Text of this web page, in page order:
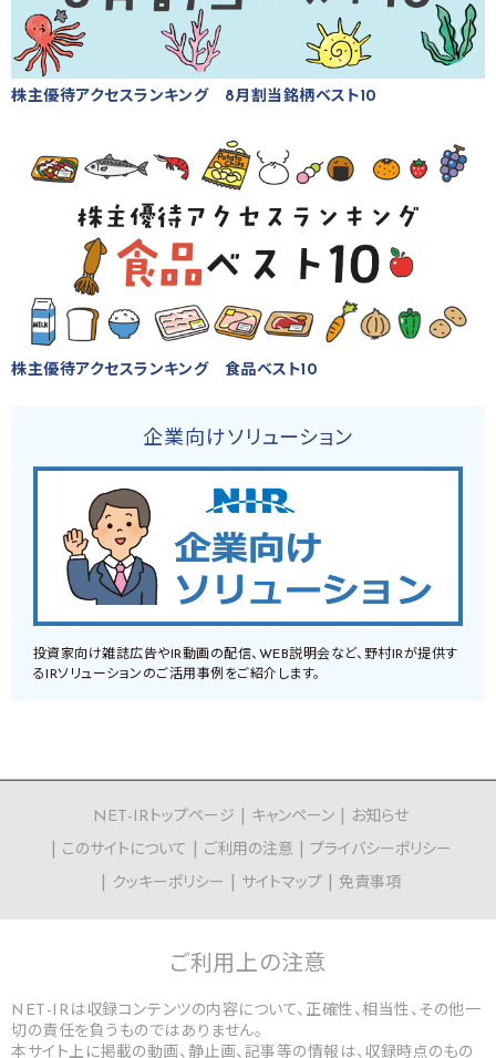
株主優待アクセスランキング 8月割当銘柄ベスト10
株主優待アクセスランキング 食品ベスト10
企業向けソリューション
投資家向け雑誌広告やIR動画の配信、WEB説明会など、野村IRが提供す
るIRソリューションのご活用事例をご紹介します。
NET-IRトップページ キャンペーン
お知らせ
このサイトについて
ご利用の注意
プライバシーポリシー
クッキーポリシー
サイトマップ 免責事項
ご利用上の注意
NET-IRは収録コンテンツの内容について、正確性、相当性、その他一
切の責任を負うものではありません。
本サイト上に掲載の動画、静止画、記事等の情報は、収録時点のもの